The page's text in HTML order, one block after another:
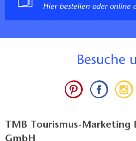
Hier bestellen oder online
Besuche
TMB Tourismus-Marketing